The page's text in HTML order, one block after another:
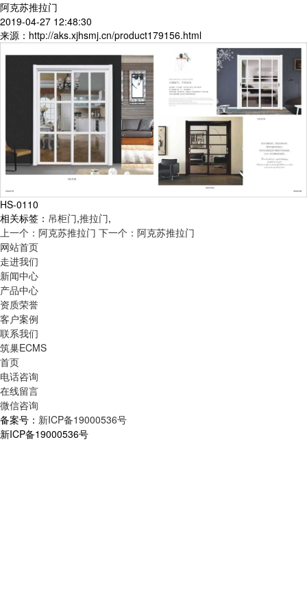
阿克苏推拉门
2019-04-27 12:48:30
来源：http://aks.xjhsmj.cn/product179156.html
HS-0110
相关标签： 吊柜门,推拉门,
上一个：阿克苏推拉门 下一个：阿克苏推拉门
网站首页
走进我们
新闻中心
产品中心
资质荣誉
客户案例
联系我们
筑巢ECMS
首页
电话咨询
在线留言
微信咨询
备案号： 新ICP备19000536号
新ICP备19000536号